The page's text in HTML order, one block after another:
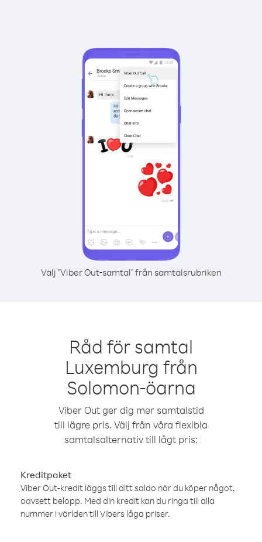
Välj "Viber Out-samtal" från samtalsrubriken
Råd för samtal
Luxemburg från
Solomon-öarna
Viber Out ger dig mer samtalstid
till lägre pris. Välj från våra flexibla
samtalsalternativ till lågt pris:
Kreditpaket
Viber Out-kredit läggs till ditt saldo när du köper något,
oavsett belopp. Med din kredit kan du ringa till alla
nummer i världen till Vibers låga priser.